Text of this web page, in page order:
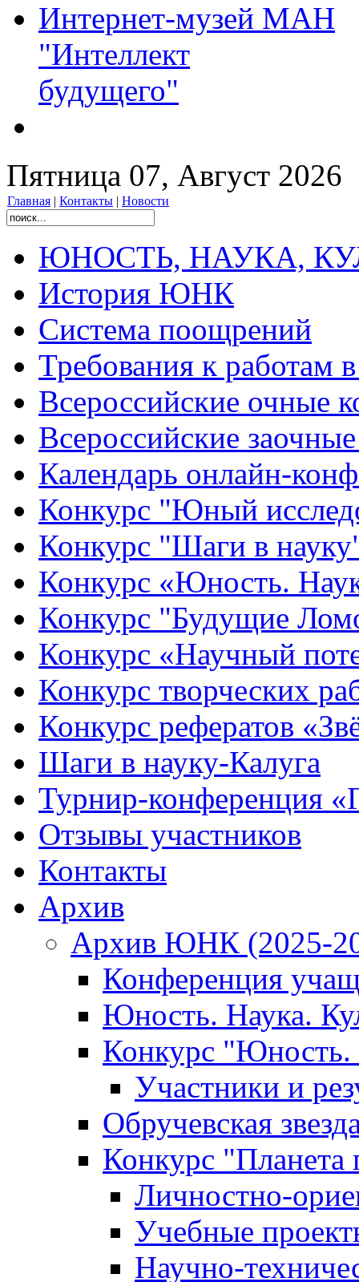
Интернет-музей МАН
"Интеллект
будущего"
Пятница 07, Август 2026
Главная | Контакты | Новости
ЮНОСТЬ, НАУКА,
История ЮНК
Система поощрений
Требования к работам
Всероссийские очные
Всероссийские
Календарь онлайн-
Конкурс "Юный
Конкурс "Шаги в
Конкурс «Юность.
Конкурс "Будущие
Конкурс «Научный
Конкурс творческих
Конкурс рефератов
Шаги в науку-Калуга
Турнир-конференция
Отзывы участников
Контакты
Архив
Архив ЮНК (2025-
Конференция
Юность. Наука.
Конкурс "Юность.
Участники и
Обручевская
Конкурс "Планета
Личностно-
Учебные
Научно-